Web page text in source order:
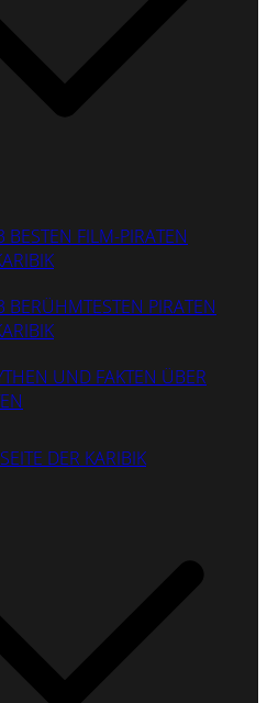
BESTEN FILM-PIRATEN
BERÜHMTESTEN PIRATEN
UND FAKTEN ÜBER
DER KARIBIK